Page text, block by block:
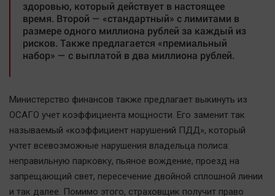
Спорт
Технологии
Отраслевые темы
Образование
Автомобили
XX век: криминальные уроки
Медиаграмотность
Медицина
здоровью, который действует в настоящее
время. Второй — «стандартный» с лимитами в
размере одного миллиона рублей за каждый из
рисков. Также предлагается «премиальный
набор» — с выплатой в два миллиона рублей.
Министерство финансов также предлагает выкинуть из
ОСАГО учет коэффициента мощности. Его заменит так
называемый «коэффициент нарушений ПДД», который
учтет всевозможные нарушения владельца полиса:
неправильную парковку, пьяное вождение, проезд на
запрещающий свет, пересечение двойной сплошной линии
и так далее. Помимо этого, страховщик получит право